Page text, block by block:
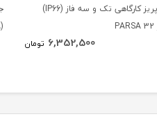
جعبه پریز کارگاهی تک و سه فاز (IP66)
6,352,500 تومان
(PARSA)